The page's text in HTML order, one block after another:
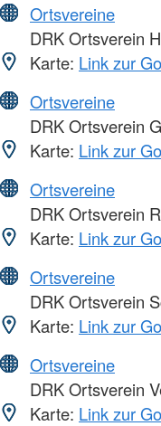
Ortsvereine
DRK Ortsverein
Karte: Link zur
Ortsvereine
DRK Ortsverein
Karte: Link zur
Ortsvereine
DRK Ortsverein
Karte: Link zur
Ortsvereine
DRK Ortsverein
Karte: Link zur
Ortsvereine
DRK Ortsverein
Karte: Link zur